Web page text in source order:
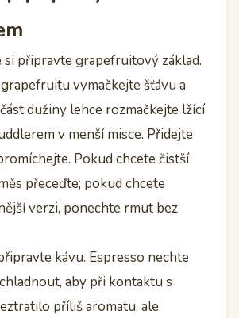
připravte grapefruitový základ.
vymačkejte šťávu a
dužiny lehce rozmačkejte lžící
v menší misce. Přidejte
Pokud chcete čistší
přeceďte; pokud chcete
verzi, ponechte rmut bez
kávu. Espresso nechte
aby při kontaktu s
příliš aromatu, ale